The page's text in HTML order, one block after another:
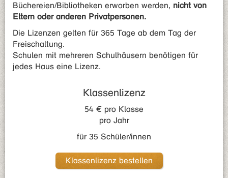
Büchereien/Bibliotheken erworben werden, nicht von
Eltern oder anderen Privatpersonen.
Die Lizenzen gelten für 365 Tage ab dem Tag der
Freischaltung.
Schulen mit mehreren Schulhäusern benötigen für
jedes Haus eine Lizenz.
Klassenlizenz
54 € pro Klasse
pro Jahr
für 35 Schüler/innen
Klassenlizenz bestellen